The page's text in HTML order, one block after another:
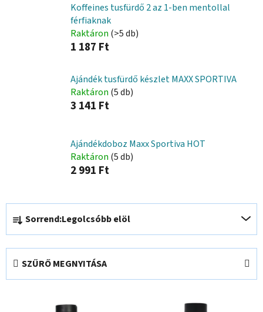
Koffeines tusfürdő 2 az 1-ben mentollal
férfiaknak
Raktáron (>5 db)
1 187 Ft
Ajándék tusfürdő készlet MAXX SPORTIVA
Raktáron (5 db)
3 141 Ft
Ajándékdoboz Maxx Sportiva HOT
Raktáron (5 db)
2 991 Ft
T
r
m
k
Sorrend:Legolcsóbb elöl
SZŰRŐ MEGNYITÁSA